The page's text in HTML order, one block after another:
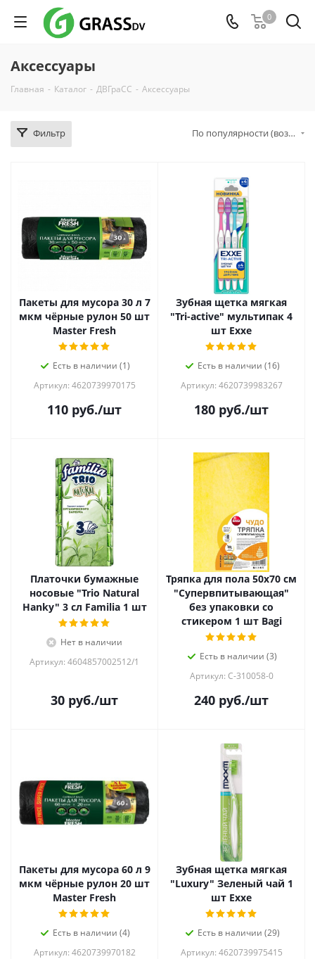
0
Аксессуары
Главная - Каталог - ДВГраСС - Аксессуары
Фильтр По популярности (возрастание)
Пакеты для мусора 30 л 7
мкм чёрные рулон 50 шт
Master Fresh
Есть в наличии (1)
Артикул: 4620739970175
110 руб./шт
Зубная щетка мягкая
"Tri-active" мультипак 4
шт Exxe
Есть в наличии (16)
Артикул: 4620739983267
180 руб./шт
Платочки бумажные
носовые "Trio Natural
Hanky" 3 сл Familia 1 шт
Нет в наличии
Артикул: 4604857002512/1
30 руб./шт
Тряпка для пола 50х70 см
"Супервпитывающая"
без упаковки со
стикером 1 шт Ваgi
Есть в наличии (3)
Артикул: C-310058-0
240 руб./шт
Пакеты для мусора 60 л 9
мкм чёрные рулон 20 шт
Master Fresh
Есть в наличии (4)
Артикул: 4620739970182
Зубная щетка мягкая
"Luxury" Зеленый чай 1
шт Exxe
Есть в наличии (29)
Артикул: 4620739975415